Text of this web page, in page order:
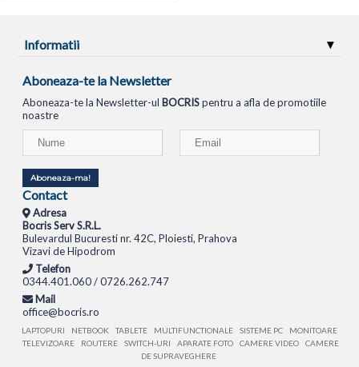
Informatii
Aboneaza-te la Newsletter
Aboneaza-te la Newsletter-ul BOCRISpentru a afla de promotiile
noastre
Aboneaza-ma!
Contact
Adresa
Bocris Serv S.R.L.
Bulevardul Bucuresti nr. 42C, Ploiesti, Prahova
Vizavi de Hipodrom
Telefon
0344.401.060 / 0726.262.747
Mail
office@bocris.ro
LAPTOPURI NETBOOK TABLETE MULTIFUNCTIONALE SISTEME PC
MONITOARE
TELEVIZOARE
ROUTERE SWITCH-URI APARATE FOTO CAMERE VIDEO
CAMERE
DE SUPRAVEGHERE